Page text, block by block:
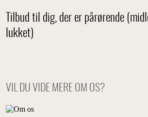
Tilbud til dig, der er pårørende
lukket)
VIL DU VIDE MERE OM OS?